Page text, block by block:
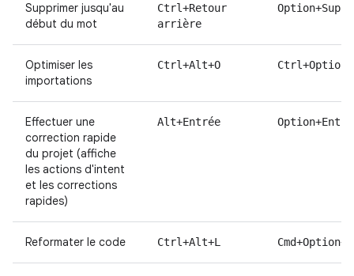
Supprimer jusqu'au
début du mot
Ctrl+Retour
arrière
Option+Suppr
Optimiser les
importations
Ctrl+Alt+O
Effectuer une
correction rapide
du projet (affiche
les actions d'intent
et les corrections
rapides)
Alt+Entrée
Reformater le code Ctrl+Alt+L Cmd+Option+L